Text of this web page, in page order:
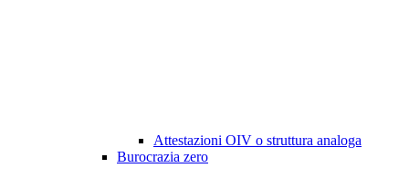
Attestazioni OIV o struttura analoga
Burocrazia zero